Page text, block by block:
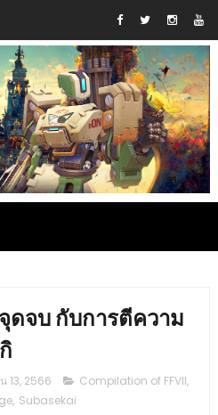
ดจบ กับการตีความ
13, 2566 Compilation of FFVII,
, Subasekai